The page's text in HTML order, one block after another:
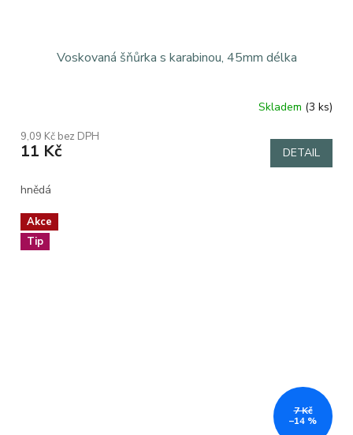
Voskovaná šňůrka s karabinou, 45mm délka
produktu
je
z
hvězdiček.
Skladem (3 ks)
9,09 Kč bez DPH
11 Kč DETAIL
hnědá
Akce
Tip
7 Kč
–14 %